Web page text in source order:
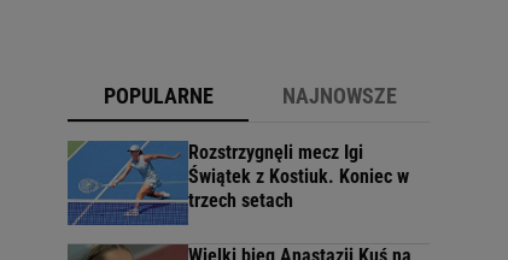
POPULARNE NAJNOWSZE
Rozstrzygnęli mecz Igi
Świątek z Kostiuk. Koniec w
trzech setach
Wielki bieg Anastazji Kuś na